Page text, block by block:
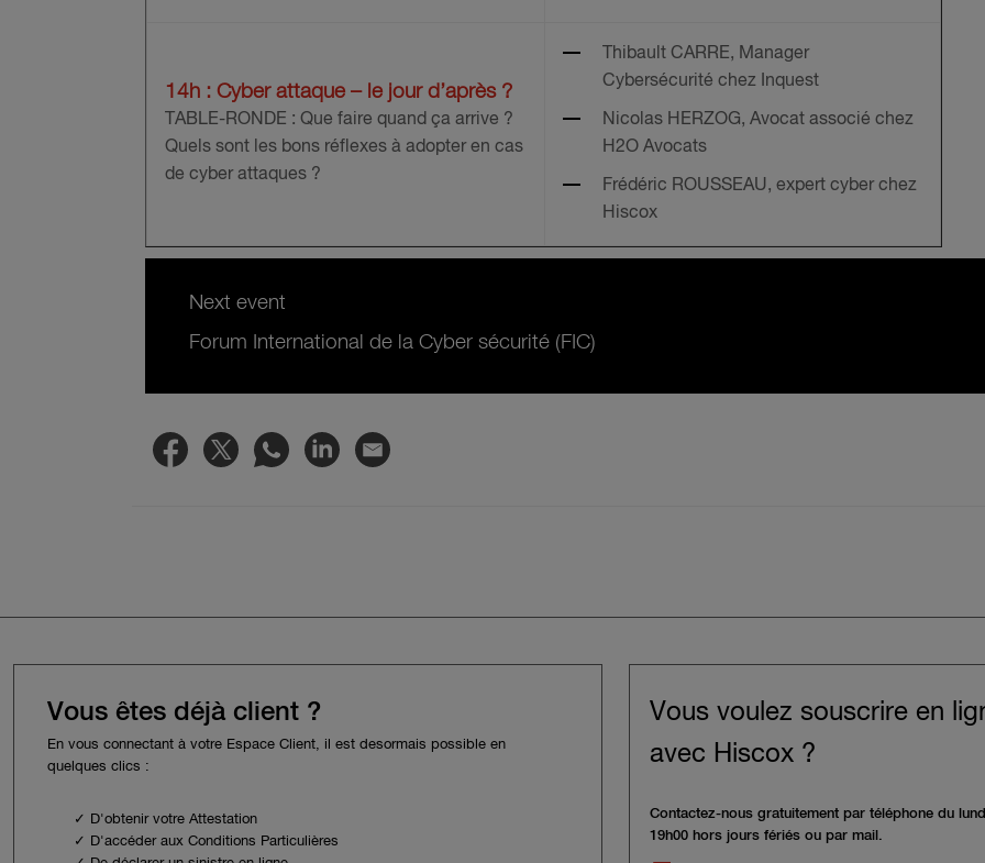
14h : Cyber attaque – le jour d’après ?
TABLE-RONDE : Que faire quand ça arrive ?
Quels sont les bons réflexes à adopter en cas
de cyber attaques ?
Thibault CARRE, Manager
Cybersécurité chez Inquest
Nicolas HERZOG, Avocat associé chez
H2O Avocats
Frédéric ROUSSEAU, expert cyber chez
Hiscox
Next event
Forum International de la Cyber sécurité (FIC)
Vous êtes déjà client ?
En vous connectant à votre Espace Client, il est desormais possible en
quelques clics :
✓ D'obtenir votre Attestation
✓ D'accéder aux Conditions Particulières
Vous voulez souscrire en
avec Hiscox ?
Contactez-nous gratuitement par téléphone du
19h00 hors jours fériés ou par mail.